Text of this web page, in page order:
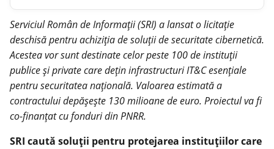
Serviciul Român de Informații (SRI) a lansat o licitație
deschisă pentru achiziția de soluții de securitate cibernetică.
Acestea vor sunt destinate celor peste 100 de instituții
publice și private care dețin infrastructuri IT&C esențiale
pentru securitatea națională. Valoarea estimată a
contractului depășește 130 milioane de euro. Proiectul va fi
co-finanțat cu fonduri din PNRR.
SRI caută soluții pentru protejarea instituțiilor care